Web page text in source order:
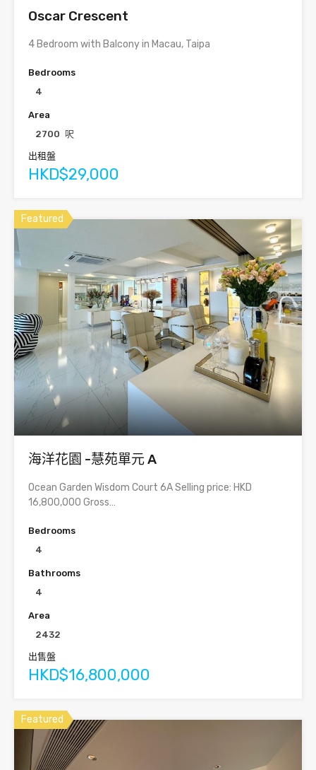
Oscar Crescent
4 Bedroom with Balcony in Macau, Taipa
Bedrooms
4
Area
2700
呎
出租盤
HKD$29,000
Featured
海洋花園 -慧苑單元 A
Ocean Garden Wisdom Court 6A Selling price: HKD
16,800,000 Gross…
Bedrooms
4
Bathrooms
4
Area
2432
出售盤
HKD$16,800,000
Featured